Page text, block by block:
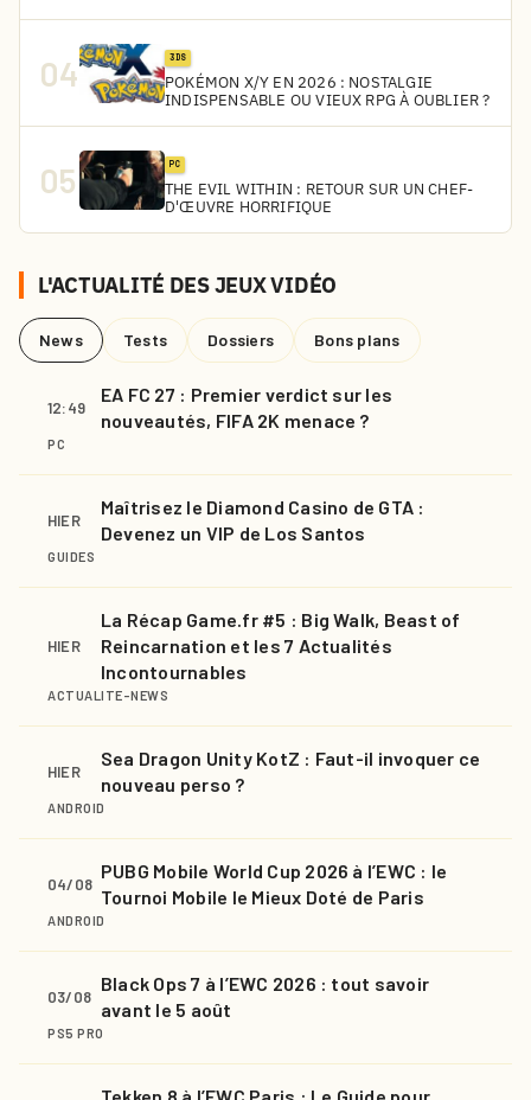
04 3DS
POKÉMON X/Y EN 2026 : NOSTALGIE
INDISPENSABLE OU VIEUX RPG À OUBLIER ?
05 PC
THE EVIL WITHIN : RETOUR SUR UN CHEF-
D'ŒUVRE HORRIFIQUE
L'ACTUALITÉ DES JEUX VIDÉO
News Tests Dossiers Bons plans
12:49
EA FC 27 : Premier verdict sur les
nouveautés, FIFA 2K menace ?
PC
HIER
Maîtrisez le Diamond Casino de GTA :
Devenez un VIP de Los Santos
GUIDES
HIER
La Récap Game.fr #5 : Big Walk, Beast of
Reincarnation et les 7 Actualités
Incontournables
ACTUALITE-NEWS
HIER
Sea Dragon Unity KotZ : Faut-il invoquer ce
nouveau perso ?
ANDROID
04/08
PUBG Mobile World Cup 2026 à l’EWC : le
Tournoi Mobile le Mieux Doté de Paris
ANDROID
03/08
Black Ops 7 à l’EWC 2026 : tout savoir
avant le 5 août
PS5 PRO